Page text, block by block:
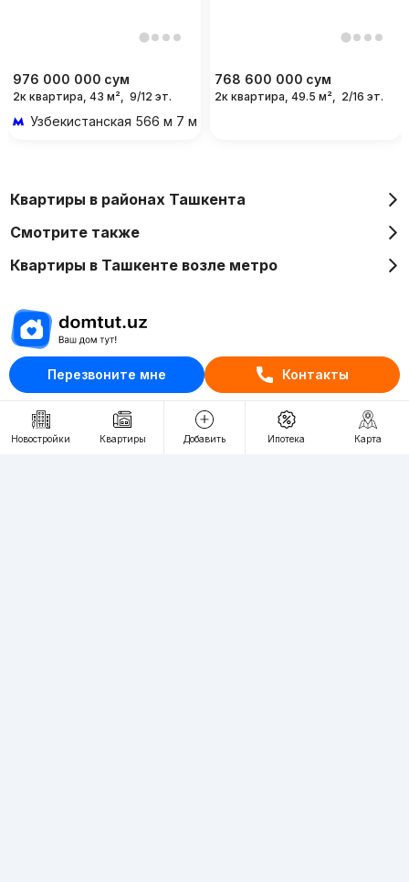
Перезвоните мне Контакты
976 000 000 сум
2к квартира, 43 м², 9/12 эт.
Узбекистанская 566 м 7 мин пешком
768 600 000 сум
2к квартира, 49.5 м², 2/16 эт.
Новостройки Квартиры Добавить Ипотека Карта
Квартиры в районах Ташкента
Смотрите также
Квартиры в Ташкенте возле метро
Отдел рекламы
+998 (93) 390-30-10